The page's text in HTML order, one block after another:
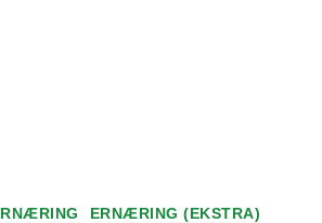
Kategorier
ERNÆRING (EKSTRA)